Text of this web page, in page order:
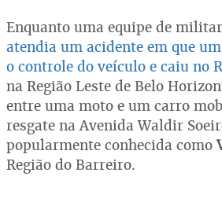
Enquanto uma equipe de
atendia um acidente em que
o controle do veículo e caiu no
na Região Leste de Belo
entre uma moto e um carro
resgate na Avenida Waldir
popularmente conhecida como
Região do Barreiro.